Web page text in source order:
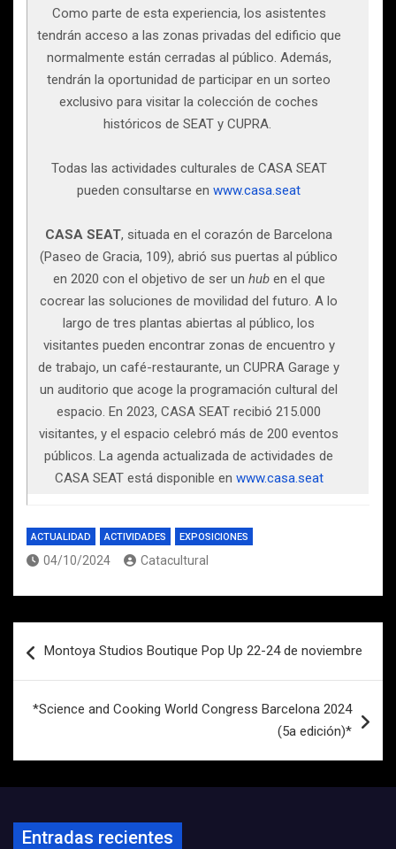
Como parte de esta experiencia, los asistentes
tendrán acceso a las zonas privadas del edificio que
normalmente están cerradas al público. Además,
tendrán la oportunidad de participar en un sorteo
exclusivo para visitar la colección de coches
históricos de SEAT y CUPRA.
Todas las actividades culturales de CASA SEAT
pueden consultarse en www.casa.seat
CASA SEAT, situada en el corazón de Barcelona
(Paseo de Gracia, 109), abrió sus puertas al público
en 2020 con el objetivo de ser un huben el que
cocrear las soluciones de movilidad del futuro. A lo
largo de tres plantas abiertas al público, los
visitantes pueden encontrar zonas de encuentro y
de trabajo, un café-restaurante, un CUPRA Garage y
un auditorio que acoge la programación cultural del
espacio. En 2023, CASA SEAT recibió 215.000
visitantes, y el espacio celebró más de 200 eventos
públicos. La agenda actualizada de actividades de
CASA SEAT está disponible en www.casa.seat
ACTUALIDAD ACTIVIDADES EXPOSICIONES
04/10/2024 Catacultural
de
Montoya Studios Boutique Pop Up 22-24 de noviembre
*Science and Cooking World Congress Barcelona 2024
(5a edición)*
Entradas recientes